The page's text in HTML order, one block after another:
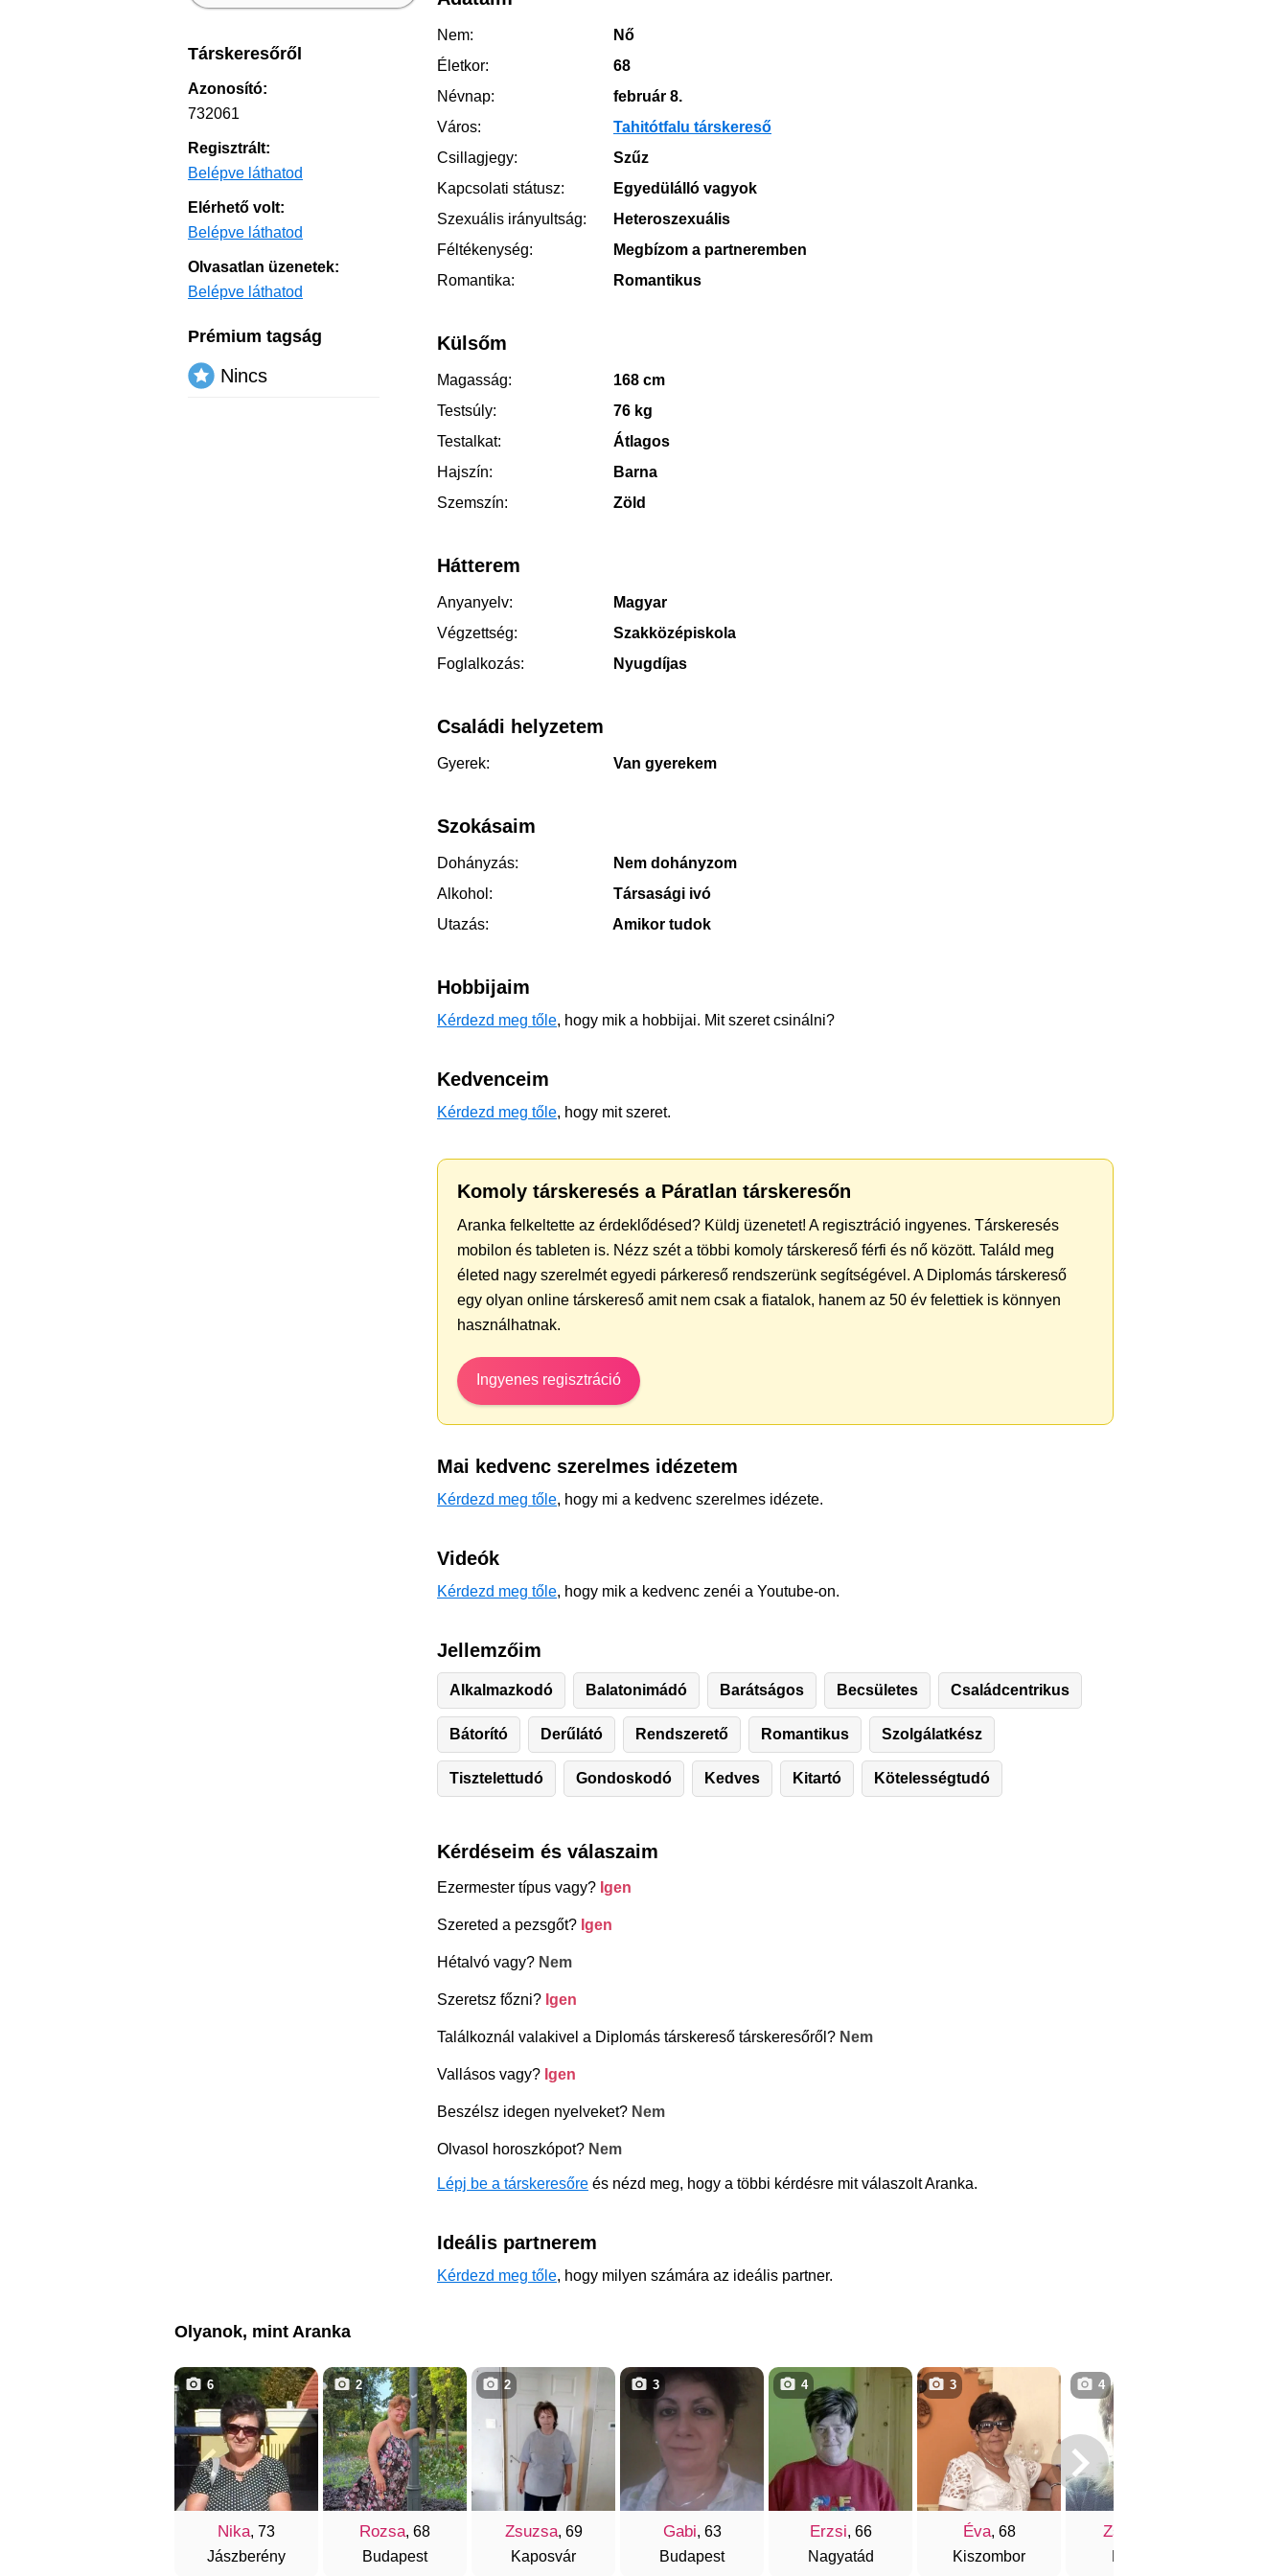
Nem:
Nő
Életkor:
68
Névnap:
február 8.
Város:
Tahitótfalu társkereső
Csillagjegy:
Szűz
Kapcsolati státusz:
Egyedülálló vagyok
Szexuális irányultság:
Heteroszexuális
Féltékenység:
Megbízom a partneremben
Romantika:
Romantikus
Külsőm
Magasság:
168 cm
Testsúly:
76 kg
Testalkat:
Átlagos
Hajszín:
Barna
Szemszín:
Zöld
Hátterem
Anyanyelv:
Magyar
Végzettség:
Szakközépiskola
Foglalkozás:
Nyugdíjas
Családi helyzetem
Gyerek: Van gyerekem
Szokásaim
Dohányzás:
Nem dohányzom
Alkohol:
Társasági ivó
Utazás:
Amikor tudok
Hobbijaim
Kérdezd meg tőle, hogy mik a hobbijai. Mit szeret csinálni?
Kedvenceim
Kérdezd meg tőle, hogy mit szeret.
Komoly társkeresés a Páratlan társkeresőn
Aranka felkeltette az érdeklődésed? Küldj üzenetet! A regisztráció ingyenes. Társkeresés
mobilon és tableten is. Nézz szét a többi komoly társkereső férfi és nő között. Találd meg
életed nagy szerelmét egyedi párkereső rendszerünk segítségével. A Diplomás társkereső
egy olyan online társkereső amit nem csak a fiatalok, hanem az 50 év felettiek is könnyen
használhatnak.
Ingyenes regisztráció
Mai kedvenc szerelmes idézetem
Kérdezd meg tőle, hogy mi a kedvenc szerelmes idézete.
Videók
Kérdezd meg tőle, hogy mik a kedvenc zenéi a Youtube-on.
Jellemzőim
Alkalmazkodó Balatonimádó Barátságos Becsületes Családcentrikus
Bátorító Derűlátó Rendszerető Romantikus Szolgálatkész
Tisztelettudó Gondoskodó Kedves Kitartó Kötelességtudó
Kérdéseim és válaszaim
Ezermester típus vagy? Igen
Szereted a pezsgőt? Igen
Hétalvó vagy? Nem
Szeretsz főzni? Igen
Találkoznál valakivel a Diplomás társkereső társkeresőről? Nem
Vallásos vagy? Igen
Beszélsz idegen nyelveket? Nem
Olvasol horoszkópot? Nem
Lépj be a társkeresőre és nézd meg, hogy a többi kérdésre mit válaszolt Aranka.
Ideális partnerem
Kérdezd meg tőle, hogy milyen számára az ideális partner.
Társkeresőről
Azonosító:
732061
Regisztrált:
Belépve láthatod
Elérhető volt:
Belépve láthatod
Olvasatlan üzenetek:
Belépve láthatod
Prémium tagság
Nincs
Olyanok, mint Aranka
Nika, 73
Jászberény
6
Rozsa, 68
Budapest
2
Zsuzsa, 69
Kaposvár
2
Gabi, 63
Budapest
3
Erzsi, 66
Nagyatád
4
Éva, 68
Kiszombor
3
Zsóka
4